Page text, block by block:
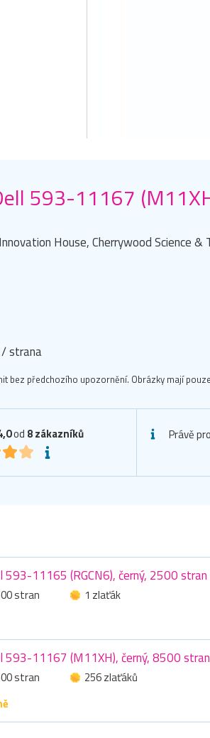
593-11167
House, Cherrywood Science &
strana
bez předchozího upozornění. Obrázky mají
od 8zákazníků
Právě
593-11165 (RGCN6), černý, 2500 stran
stran
1 zlaťák
593-11167 (M11XH), černý, 8500 stran
stran
256 zlaťáků